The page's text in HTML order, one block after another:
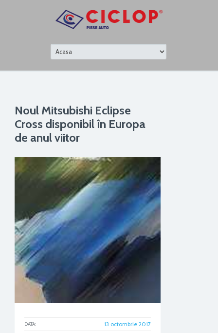
Noul Mitsubishi Eclipse
Cross disponibil în Europa
de anul viitor
DATA: 13 octombrie 2017